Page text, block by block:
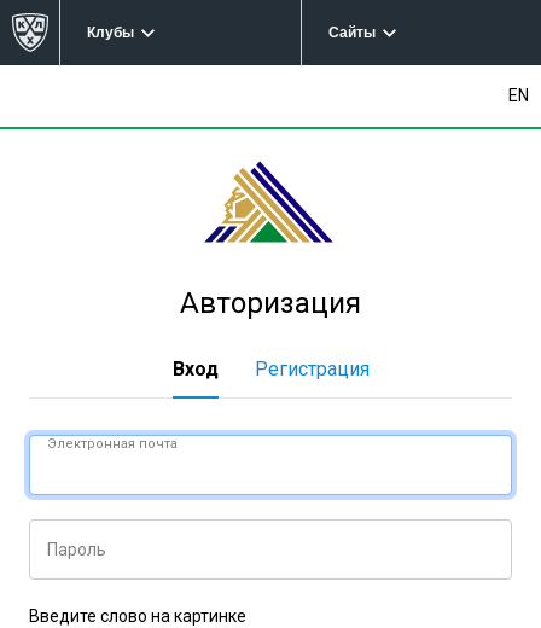
Клубы Сайты
EN
Авторизация
Вход Регистрация
Электронная почта
Пароль
Введите слово на картинке